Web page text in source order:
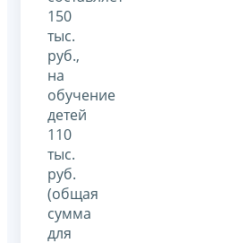
150
тыс.
руб.,
на
обучение
детей
110
тыс.
руб.
(общая
сумма
для